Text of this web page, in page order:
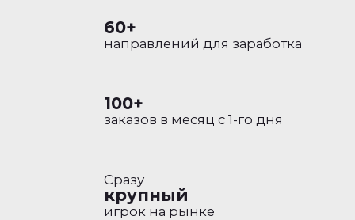
60+
направлений для заработка
100+
заказов в месяц с 1-го дня
Сразу
крупный
игрок на рынке